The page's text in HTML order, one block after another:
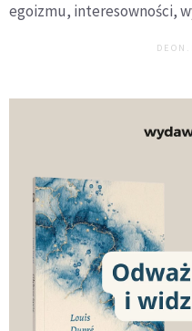
egoizmu, interesowności,